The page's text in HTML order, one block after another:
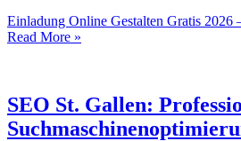
Einladung Online Gestalten Gratis 2026
Read More »
SEO St. Gallen: